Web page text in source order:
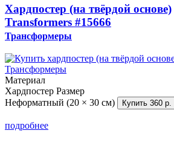
Хардпостер (на твёрдой основе)
Transformers #15666
Трансформеры
Материал
Хардпостер Размер
Неформатный (20 × 30 см)
Купить 360 р.
подробнее